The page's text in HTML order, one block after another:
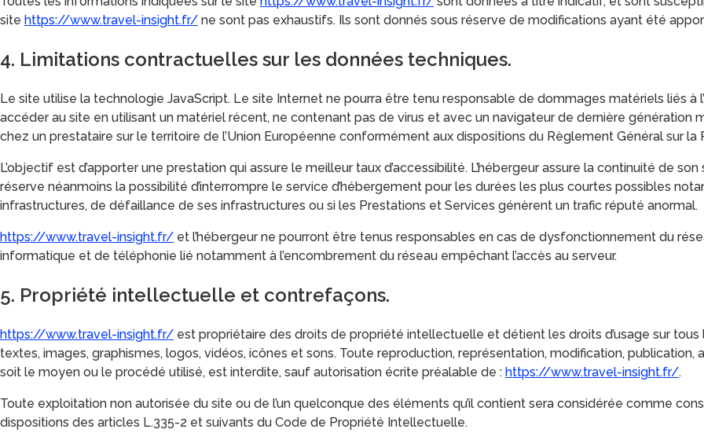
site https://www.travel-insight.fr/ ne sont pas exhaustifs. Ils sont donnés sous réserve de modifications ayant été
4. Limitations contractuelles sur les données techniques.
Le site utilise la technologie JavaScript. Le site Internet ne pourra être tenu responsable de dommages matériels liés à
accéder au site en utilisant un matériel récent, ne contenant pas de virus et avec un navigateur de dernière génération
chez un prestataire sur le territoire de l’Union Européenne conformément aux dispositions du Règlement Général sur la
L’objectif est d’apporter une prestation qui assure le meilleur taux d’accessibilité. L’hébergeur assure la continuité de
réserve néanmoins la possibilité d’interrompre le service d’hébergement pour les durées les plus courtes possibles
infrastructures, de défaillance de ses infrastructures ou si les Prestations et Services génèrent un trafic réputé anormal.
https://www.travel-insight.fr/ et l’hébergeur ne pourront être tenus responsables en cas de dysfonctionnement du
informatique et de téléphonie lié notamment à l’encombrement du réseau empêchant l’accès au serveur.
5. Propriété intellectuelle et contrefaçons.
https://www.travel-insight.fr/ est propriétaire des droits de propriété intellectuelle et détient les droits d’usage sur
textes, images, graphismes, logos, vidéos, icônes et sons. Toute reproduction, représentation, modification,
soit le moyen ou le procédé utilisé, est interdite, sauf autorisation écrite préalable de : https://www.travel-insight.fr/.
Toute exploitation non autorisée du site ou de l’un quelconque des éléments qu’il contient sera considérée comme
dispositions des articles L.335-2 et suivants du Code de Propriété Intellectuelle.